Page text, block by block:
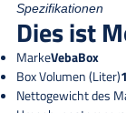
Spezifikationen
Dies ist
MarkeVebaBox
Box Volumen (Liter)
Nettogewicht des